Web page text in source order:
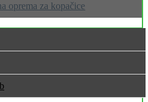
oprema za kopačice